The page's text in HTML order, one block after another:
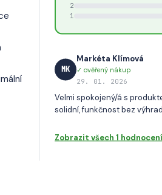
2
1
MK
Markéta Klímová
✓ ověřený nákup
29. 01. 2026
Velmi spokojený/á s
solidní, funkčnost bez výhrad.
Zobrazit všech 1